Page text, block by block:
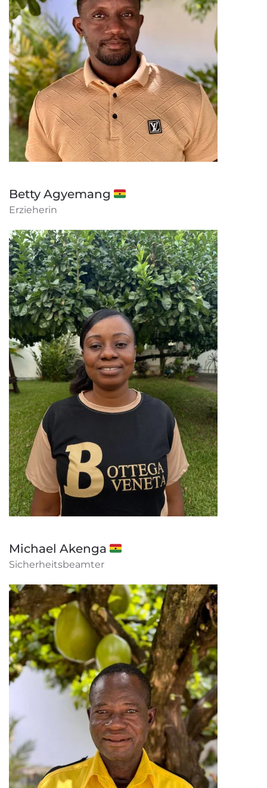
Betty Agyemang 🇬🇭
Erzieherin
Michael Akenga 🇬🇭
Sicherheitsbeamter